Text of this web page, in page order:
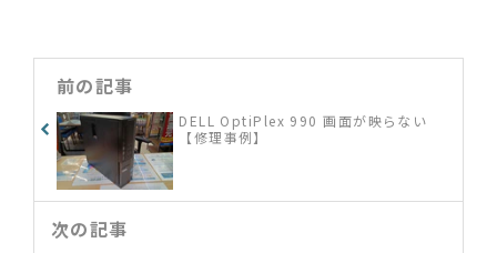
前の記事
DELL OptiPlex 990 画面が映らない
【修理事例】
次の記事